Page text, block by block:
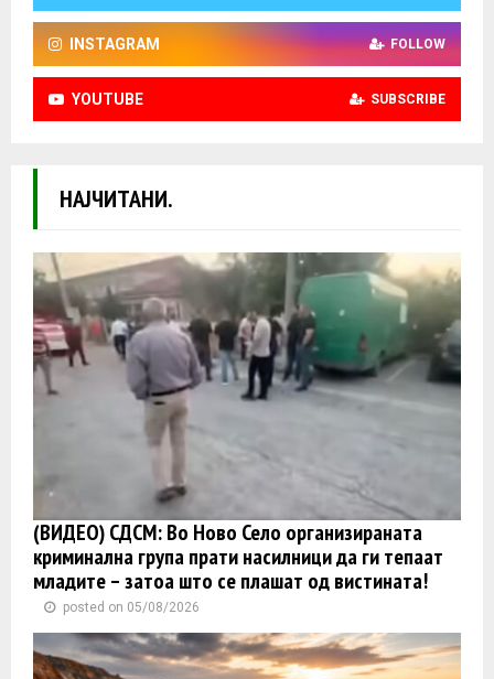
INSTAGRAM FOLLOW
YOUTUBE SUBSCRIBE
НАЈЧИТАНИ.
(ВИДЕО) СДСМ: Во Ново Село организираната
криминална група прати насилници да ги тепаат
младите – затоа што се плашат од вистината!
posted on 05/08/2026